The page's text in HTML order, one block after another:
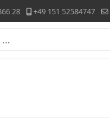
28 +49 151 52584747